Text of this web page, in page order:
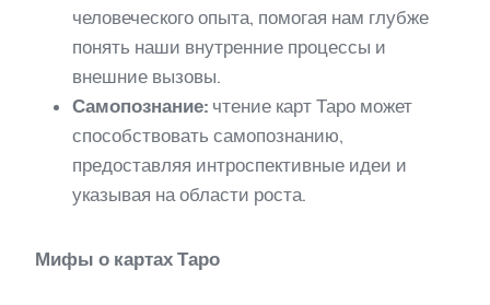
человеческого опыта, помогая нам глубже
понять наши внутренние процессы и
внешние вызовы.
Самопознание: чтение карт Таро может
способствовать самопознанию,
предоставляя интроспективные идеи и
указывая на области роста.
Мифы о картах Таро